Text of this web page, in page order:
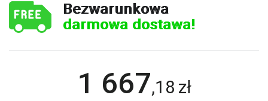
Bezwarunkowa
darmowa dostawa!
1 667,18 zł